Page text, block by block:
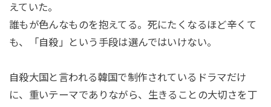
えていた。
誰もが色んなものを抱えてる。死にたくなるほど辛くて
も、「自殺」という手段は選んではいけない。
自殺大国と言われる韓国で制作されているドラマだけ
に、重いテーマでありながら、生きることの大切さを丁